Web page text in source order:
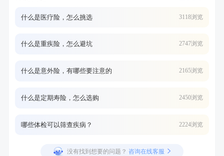
什么是医疗险，怎么挑选 3118浏览
什么是重疾险，怎么避坑 2747浏览
什么是意外险，有哪些要注意的 2165浏览
什么是定期寿险，怎么选购 2450浏览
哪些体检可以筛查疾病？ 2224浏览
没有找到想要的问题？ 咨询在线客服